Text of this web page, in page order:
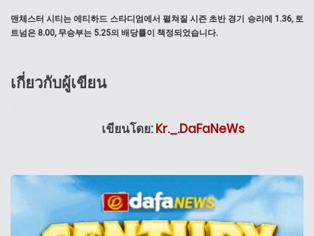
맨체스터 시티는 에티하드 스타디엄에서 펼쳐질 시즌 초반 경기 승리에 1.36, 토
트넘은 8.00, 무승부는 5.25의 배당률이 책정되었습니다.
เกี่ยวกับผู้เขียน
เขียนโดย:Kr._.DaFaNeWs